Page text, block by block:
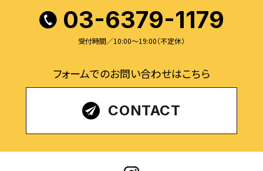
03-6379-1179
受付時間／10:00〜19:00（不定休）
フォームでのお問い合わせはこちら
CONTACT